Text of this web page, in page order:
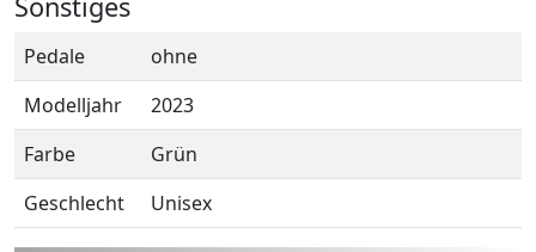
Pedale
ohne
Modelljahr
2023
Farbe
Grün
Geschlecht
Unisex